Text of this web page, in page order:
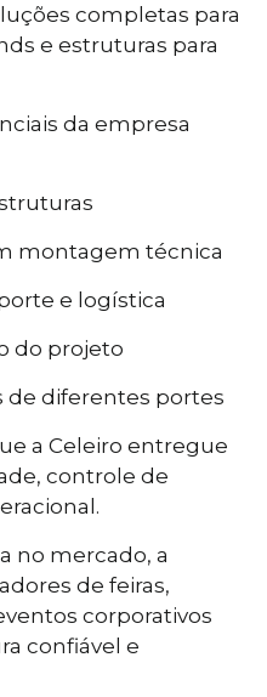
completas para
e estruturas para
da empresa
montagem técnica
e logística
do projeto
de diferentes portes
a Celeiro entregue
controle de
no mercado, a
de feiras,
corporativos
confiável e